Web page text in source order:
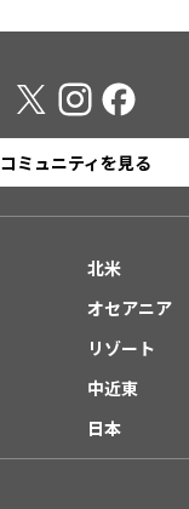
コミュニティを見る
北米
オセアニア
リゾート
中近東
日本